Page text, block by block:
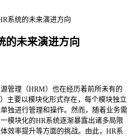
系统的未来演进方向
的未来演进方向
管理（HRM）也在经历着前所未有的
主要以模块化形式存在，每个模块独立
独进行管理和操作。然而，随着业务需
模块化的HR系统逐渐暴露出诸多局限
效率提升等方面的挑战。由此，HR系